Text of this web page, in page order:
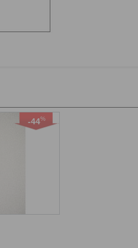
-44%